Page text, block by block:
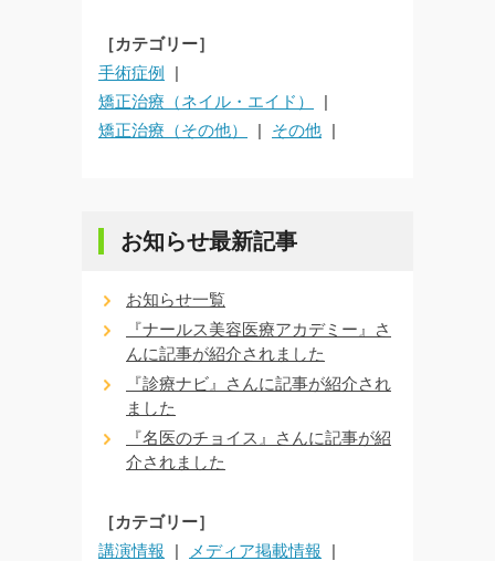
［カテゴリー］
手術症例
矯正治療（ネイル・エイド）
矯正治療（その他）
その他
お知らせ最新記事
お知らせ一覧
『ナールス美容医療アカデミー』さ
んに記事が紹介されました
『診療ナビ』さんに記事が紹介され
ました
『名医のチョイス』さんに記事が紹
介されました
［カテゴリー］
講演情報
メディア掲載情報